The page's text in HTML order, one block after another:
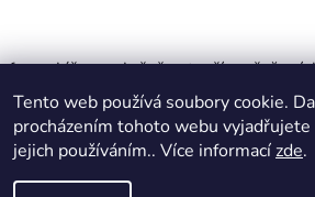
Tento web používá soubory cookie.
procházením tohoto webu vyjadřujete
jejich používáním.. Více informacízde.
– společně vytvoříme řešení,
práce, na které se můžete